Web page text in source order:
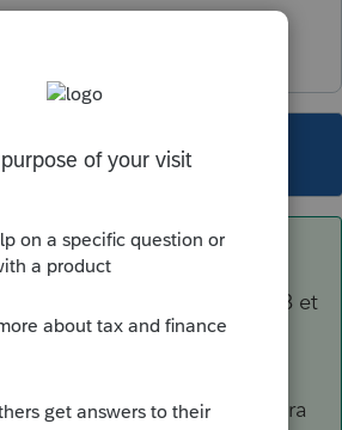
has been closed for replies.
T4A , vous avez la case 028 et
3 case et vous allez voir
l'emploi vous mettez le
case et le relevé 1 apparaitra